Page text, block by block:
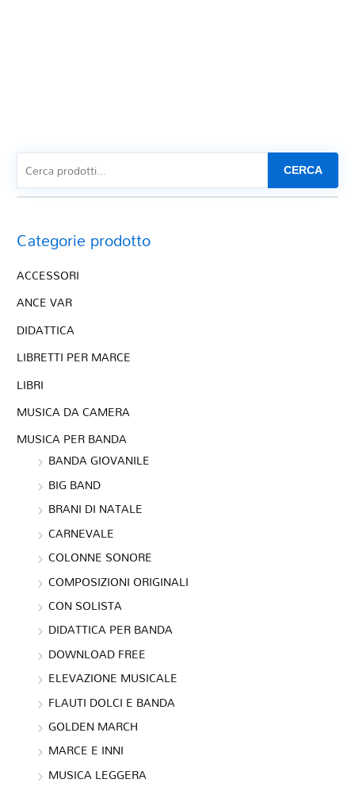
CERCA
Categorie prodotto
ACCESSORI
ANCE VAR
DIDATTICA
LIBRETTI PER MARCE
LIBRI
MUSICA DA CAMERA
MUSICA PER BANDA
BANDA GIOVANILE
BIG BAND
BRANI DI NATALE
CARNEVALE
COLONNE SONORE
COMPOSIZIONI ORIGINALI
CON SOLISTA
DIDATTICA PER BANDA
DOWNLOAD FREE
ELEVAZIONE MUSICALE
FLAUTI DOLCI E BANDA
GOLDEN MARCH
MARCE E INNI
MUSICA LEGGERA